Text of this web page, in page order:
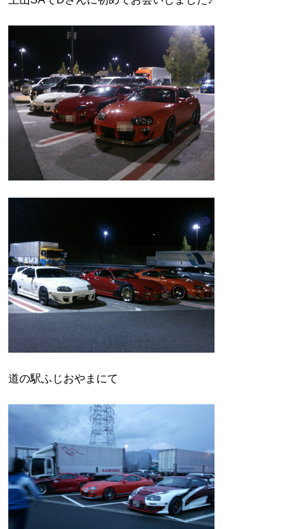
道の駅ふじおやまにて